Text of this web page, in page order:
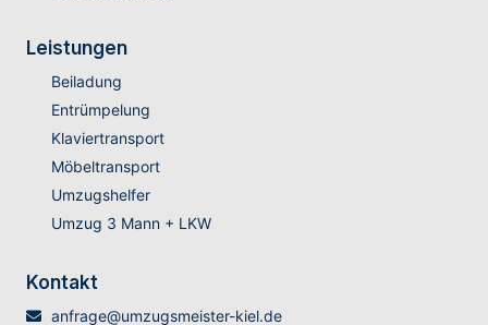
Leistungen
Beiladung
Entrümpelung
Klaviertransport
Möbeltransport
Umzugshelfer
Umzug 3 Mann + LKW
Kontakt
anfrage@umzugsmeister-kiel.de